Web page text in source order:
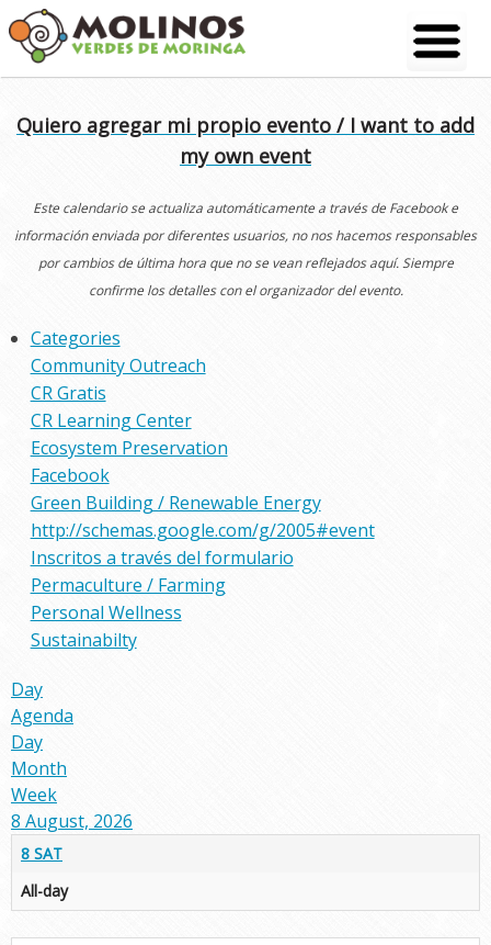
Skip
to
content
Quiero agregar mi propio evento / I want to add
my own event
Este calendario se actualiza automáticamente a través de Facebook e
información enviada por diferentes usuarios, no nos hacemos responsables
por cambios de última hora que no se vean reflejados aquí. Siempre
confirme los detalles con el organizador del evento.
Categories
Community Outreach
CR Gratis
CR Learning Center
Ecosystem Preservation
Facebook
Green Building / Renewable Energy
http://schemas.google.com/g/2005#event
Inscritos a través del formulario
Permaculture / Farming
Personal Wellness
Sustainabilty
Day
Agenda
Day
Month
Week
8 August, 2026
8 SAT
All-day